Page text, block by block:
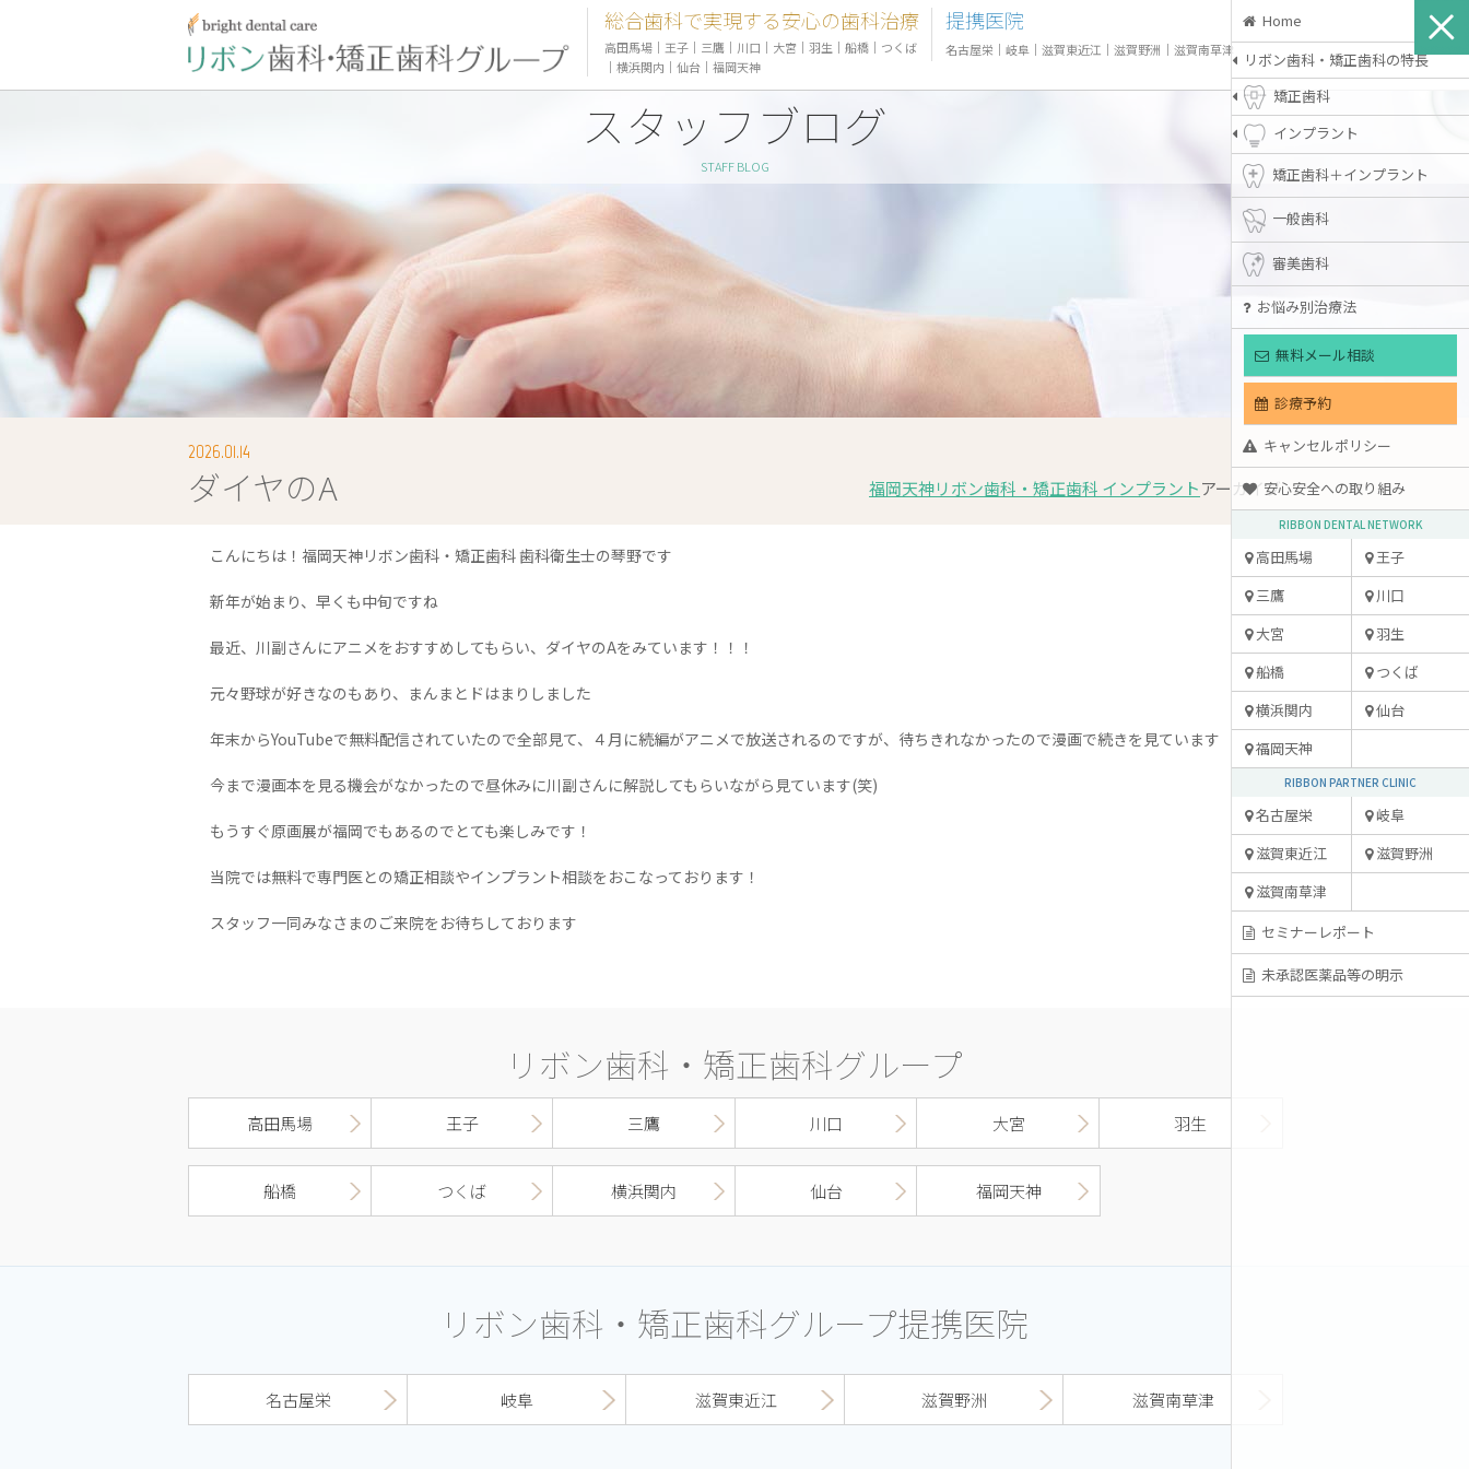
Home
リボン歯科・矯正歯科の特長
矯正歯科
インプラント
矯正歯科＋インプラント
一般歯科
審美歯科
お悩み別治療法
無料メール相談
診療予約
キャンセルポリシー
安心安全への取り組み
RIBBON DENTAL NETWORK
高田馬場
王子
三鷹
川口
大宮
羽生
船橋
つくば
横浜関内
仙台
福岡天神
RIBBON PARTNER CLINIC
名古屋栄
岐阜
滋賀東近江
滋賀野洲
滋賀南草津
セミナーレポート
未承認医薬品等の明示
総合歯科で実現する安心の歯科治療
高田馬場 ｜ 王子 ｜ 三鷹 ｜ 川口 ｜ 大宮 ｜ 羽生 ｜ 船橋 ｜ つくば
｜ 横浜関内 ｜ 仙台 ｜ 福岡天神
提携医院
名古屋栄 ｜ 岐阜 ｜ 滋賀東近江 ｜ 滋賀野洲 ｜ 滋賀南草津
スタッフブログ
STAFF BLOG
2026.01.14
ダイヤのA 福岡天神リボン歯科・矯正歯科 インプラントアーカイブ
こんにちは！福岡天神リボン歯科・矯正歯科 歯科衛生士の琴野です
新年が始まり、早くも中旬ですね
最近、川副さんにアニメをおすすめしてもらい、ダイヤのAをみています！！！
元々野球が好きなのもあり、まんまとドはまりしました
年末からYouTubeで無料配信されていたので全部見て、４月に続編がアニメで放送されるのですが、待ちきれなかったので漫画で続きを見ています
今まで漫画本を見る機会がなかったので昼休みに川副さんに解説してもらいながら見ています(笑)
もうすぐ原画展が福岡でもあるのでとても楽しみです！
当院では無料で専門医との矯正相談やインプラント相談をおこなっております！
スタッフ一同みなさまのご来院をお待ちしております
リボン歯科・矯正歯科グループ
高田馬場 王子 三鷹 川口 大宮 羽生
船橋 つくば 横浜関内 仙台 福岡天神
リボン歯科・矯正歯科グループ提携医院
名古屋栄 岐阜 滋賀東近江 滋賀野洲 滋賀南草津